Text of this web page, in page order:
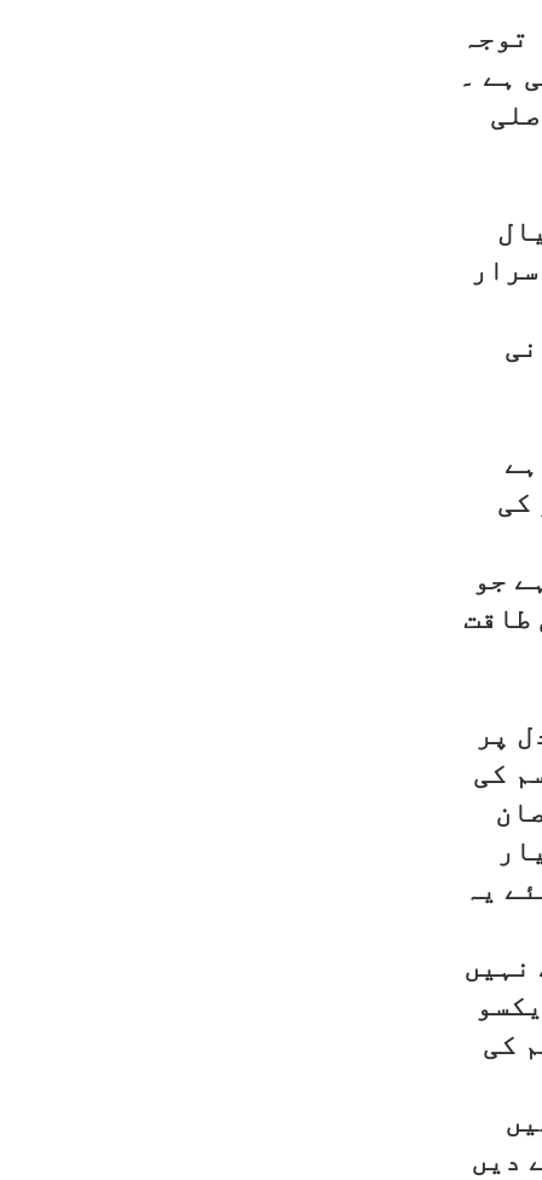
توجہ
ہے ۔
کی
جو
طاقت
پر
کی
یہ
نہیں
کی
دیں